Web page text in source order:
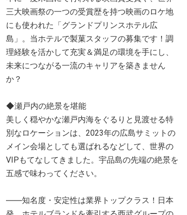
三大映画祭の一つの受賞歴を持つ映画のロケ地
にも使われた「グランドプリンスホテル広
島」。当ホテルで製菓スタッフの募集です！調
理経験を活かして充実＆満足の環境を手にし、
未来につながる一流のキャリアを築きません
か？
◆瀬戸内の絶景を堪能
美しく穏やかな瀬戸内海をぐるりと見渡せる特
別なロケーションは、2023年の広島サミットの
メイン会場としても選ばれるなどして、世界の
VIPもてなしてきました。宇品島の先端の絶景を
五感で味わってください。
――知名度・安定性は業界トップクラス！日本